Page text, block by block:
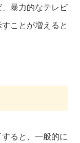
暴力的なテレビ
ことが増えると
ると、一般的に